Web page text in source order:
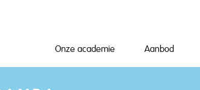
Onze academie Aanbod